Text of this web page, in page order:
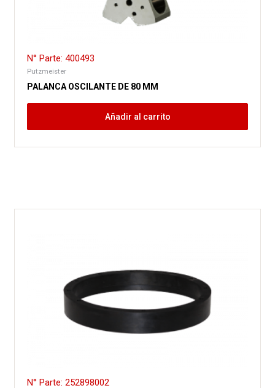
N° Parte: 400493
Putzmeister
PALANCA OSCILANTE DE 80 MM
Añadir al carrito
N° Parte: 252898002